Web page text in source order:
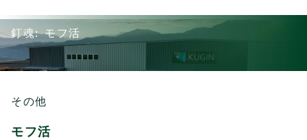
釘魂: モフ活
その他
モフ活